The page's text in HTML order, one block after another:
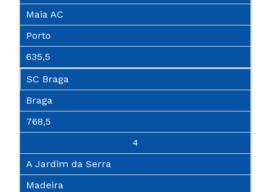
Maia AC
Porto
635,5
SC Braga
Braga
768,5
4
A Jardim da Serra
Madeira